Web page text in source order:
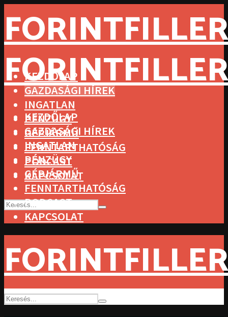
KEZDŐLAP
GAZDASÁGI HÍREK
INGATLAN
PÉNZÜGY
GÉPJÁRMŰ
FENNTARTHATÓSÁG
PODCAST
KAPCSOLAT
KEZDŐLAP
GAZDASÁGI HÍREK
INGATLAN
PÉNZÜGY
GÉPJÁRMŰ
FENNTARTHATÓSÁG
PODCAST
KAPCSOLAT